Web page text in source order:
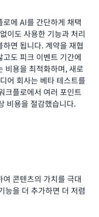
에 AI를 간단하게 채택
이도 사용한 기능과 처리
면 됩니다. 계약을 재협
도 피크 이벤트 기간에
비용을 최적화하며, 새로
어 회사는 베타 테스트를
크플로에서 여러 포인트
비용을 절감했습니다.
콘텐츠의 가치를 극대
능을 더 추가하면 더 저렴